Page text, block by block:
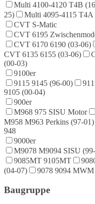
Multi 4100-4120 T4B
25)
Multi 4095-4115 T4A
CVT S-Matic
CVT 6195
CVT 6170 6190 (03-06)
CVT 6135 6155 (03-06)
(00-03)
9100er
9115 9145 (96-00)
9105 (00-04)
900er
M968 975 SISU Motor
M958 M963 Perkins (97-01)
948
9000er
M9078 M9094 SISU
9085MT 9105MT
(04-07)
9078 9094
Baugruppe